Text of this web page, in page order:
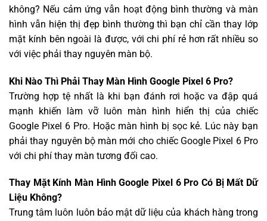
không? Nếu cảm ứng vẫn hoạt động bình thường và màn
hình vẫn hiện thị đẹp bình thường thì bạn chỉ cần thay lớp
mặt kính bên ngoài là được, với chi phí rẻ hơn rất nhiều so
với việc phải thay nguyên màn bộ.
Khi Nào Thì Phải Thay Màn Hình Google Pixel 6 Pro?
Trường hợp tệ nhất là khi bạn đánh rơi hoặc va đập quá
mạnh khiến làm vỡ luôn màn hình hiển thị của chiếc
Google Pixel 6 Pro. Hoặc màn hình bị sọc kẻ. Lúc này bạn
phải thay nguyên bộ màn mới cho chiếc Google Pixel 6 Pro
với chi phí thay màn tương đối cao.
Thay Mặt Kính Màn Hình Google Pixel 6 Pro Có Bị Mất Dữ
Liệu Không?
Trung tâm luôn luôn bảo mật dữ liệu của khách hàng trong